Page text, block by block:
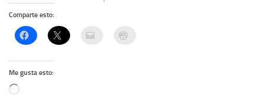
Comparte esto:
Me gusta esto:
Cargando...